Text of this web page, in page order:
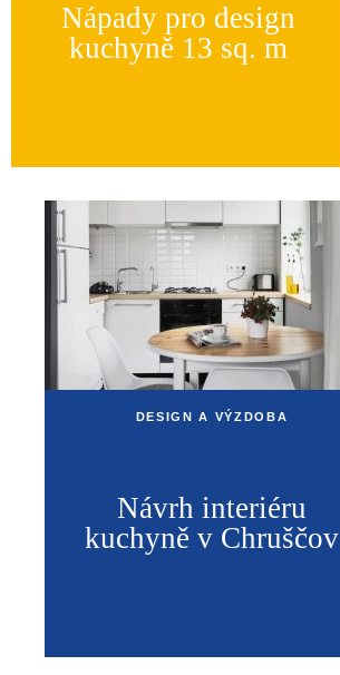
Nápady pro design
kuchyně 13 sq. m
DESIGN A VÝZDOBA
Návrh interiéru
kuchyně v Chruščov